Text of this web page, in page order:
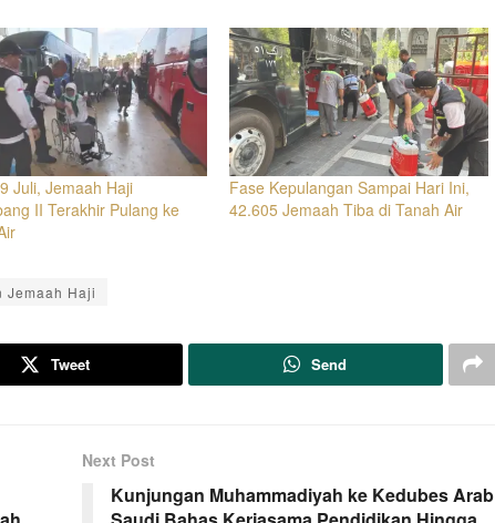
Juli, Jemaah Haji
II Terakhir Pulang ke
Fase Kepulangan Sampai Hari Ini,
42.605 Jemaah Tiba di Tanah Air
Jemaah Haji
Tweet Send
Next Post
Kunjungan Muhammadiyah ke Kedubes Arab